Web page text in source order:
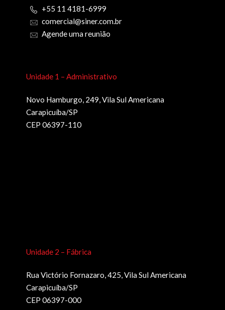
+55 11 4181-6999
comercial@siner.com.br
Agende uma reunião
Unidade 1 – Administrativo
Novo Hamburgo, 249, Vila Sul Americana
Carapicuíba/SP
CEP 06397-110
Unidade 2 – Fábrica
Rua Victório Fornazaro, 425, Vila Sul Americana
Carapicuíba/SP
CEP 06397-000